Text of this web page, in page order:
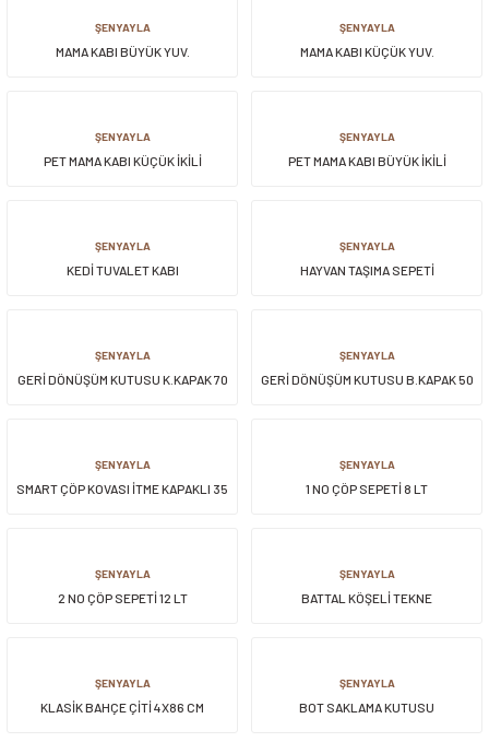
ŞENYAYLA
MAMA KABI BÜYÜK YUV.
ŞENYAYLA
MAMA KABI KÜÇÜK YUV.
ŞENYAYLA
PET MAMA KABI KÜÇÜK İKİLİ
ŞENYAYLA
PET MAMA KABI BÜYÜK İKİLİ
ŞENYAYLA
KEDİ TUVALET KABI
ŞENYAYLA
HAYVAN TAŞIMA SEPETİ
ŞENYAYLA
GERİ DÖNÜŞÜM KUTUSU K.KAPAK 70
ŞENYAYLA
GERİ DÖNÜŞÜM KUTUSU B.KAPAK 50
ŞENYAYLA
SMART ÇÖP KOVASI İTME KAPAKLI 35
ŞENYAYLA
1 NO ÇÖP SEPETİ 8 LT
ŞENYAYLA
2 NO ÇÖP SEPETİ 12 LT
ŞENYAYLA
BATTAL KÖŞELİ TEKNE
ŞENYAYLA
KLASİK BAHÇE ÇİTİ 4X86 CM
ŞENYAYLA
BOT SAKLAMA KUTUSU